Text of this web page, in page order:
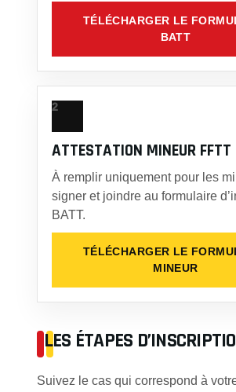
TÉLÉCHARGER LE
BATT
2
ATTESTATION MINEUR FFTT
À remplir uniquement pour les
signer et joindre au formulaire
BATT.
TÉLÉCHARGER LE
MINEUR
LES ÉTAPES
Suivez le cas qui correspond à